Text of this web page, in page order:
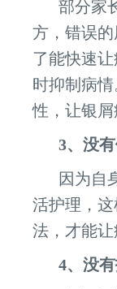
部分家
方，错误
了能快速
时抑制病
性，让银屑
3、没
因为自
活护理，
法，才能让
4、没